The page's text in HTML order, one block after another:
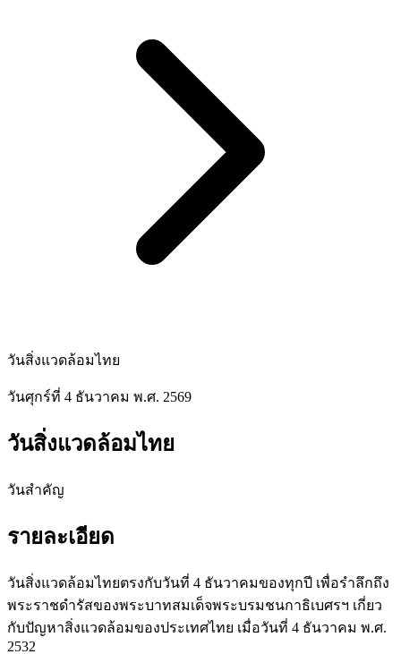
วันสิ่งแวดล้อมไทย
วันศุกร์ที่ 4 ธันวาคม พ.ศ. 2569
วันสิ่งแวดล้อมไทย
วันสำคัญ
รายละเอียด
วันสิ่งแวดล้อมไทยตรงกับวันที่ 4 ธันวาคมของทุกปี เพื่อรำลึกถึง
พระราชดำรัสของพระบาทสมเด็จพระบรมชนกาธิเบศรฯ เกี่ยว
กับปัญหาสิ่งแวดล้อมของประเทศไทย เมื่อวันที่ 4 ธันวาคม พ.ศ.
2532